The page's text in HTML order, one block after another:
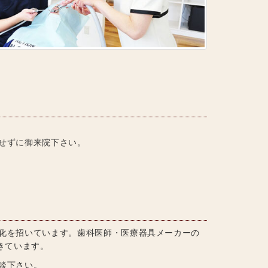
ずに御来院下さい。
を招いています。歯科医師・医療器具メーカーの
います。
下さい。